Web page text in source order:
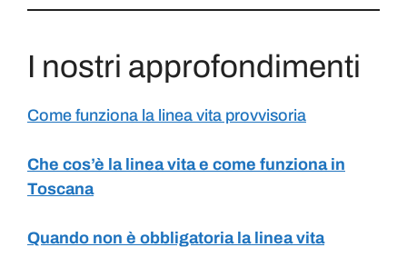
I nostri approfondimenti
Come funziona la linea vita provvisoria
Che cos’è la linea vita e come funziona in
Toscana
Quando non è obbligatoria la linea vita